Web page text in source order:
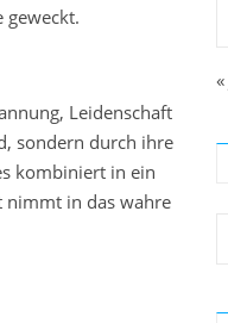
geweckt.
Leidenschaft
sondern durch ihre
kombiniert in ein
nimmt in das wahre